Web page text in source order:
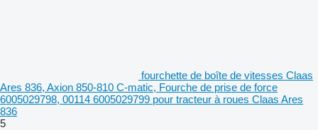
fourchette de boîte de vitesses Claas
Ares 836, Axion 850-810 C-matic, Fourche de prise de force
6005029798, 00114 6005029799 pour tracteur à roues Claas Ares
836
5